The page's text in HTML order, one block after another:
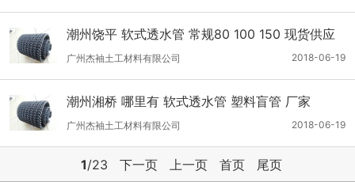
潮州饶平 软式透水管 常规80 100 150 现货供应
2018-06-19
广州杰袖土工材料有限公司
潮州湘桥 哪里有 软式透水管 塑料盲管 厂家
2018-06-19
广州杰袖土工材料有限公司
1/23 下一页 上一页 首页 尾页